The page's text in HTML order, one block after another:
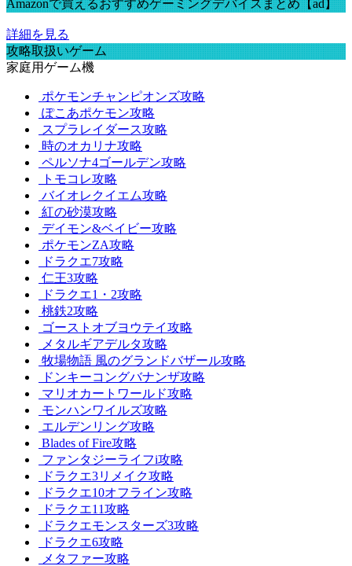
Amazonで買えるおすすめゲーミングデバイスまとめ【ad】
詳細を見る
攻略取扱いゲーム
家庭用ゲーム機
ポケモンチャンピオンズ攻略
ぽこあポケモン攻略
スプラレイダース攻略
時のオカリナ攻略
ペルソナ4ゴールデン攻略
トモコレ攻略
バイオレクイエム攻略
紅の砂漠攻略
デイモン&ベイビー攻略
ポケモンZA攻略
ドラクエ7攻略
仁王3攻略
ドラクエ1・2攻略
桃鉄2攻略
ゴーストオブヨウテイ攻略
メタルギアデルタ攻略
牧場物語 風のグランドバザール攻略
ドンキーコングバナンザ攻略
マリオカートワールド攻略
モンハンワイルズ攻略
エルデンリング攻略
Blades of Fire攻略
ファンタジーライフi攻略
ドラクエ3リメイク攻略
ドラクエ10オフライン攻略
ドラクエ11攻略
ドラクエモンスターズ3攻略
ドラクエ6攻略
メタファー攻略